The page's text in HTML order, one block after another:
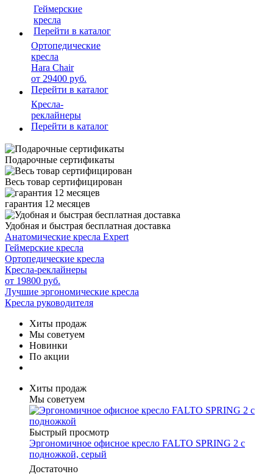
Геймерские
кресла
Перейти в каталог
Ортопедические
кресла
Hara Сhair
от 29400 руб.
Перейти в каталог
Кресла-
реклайнеры
Перейти в каталог
Подарочные сертификаты
Весь товар сертифицирован
гарантия 12 месяцев
Удобная и быстрая бесплатная доставка
Анатомические кресла Expert
Геймерские кресла
Ортопедические кресла
Кресла-реклайнеры
от 19800 руб.
Лучшие эргономические кресла
Кресла руководителя
Хиты продаж
Мы советуем
Новинки
По акции
Хиты продаж
Мы советуем
Быстрый просмотр
Эргономичное офисное кресло FALTO SPRING 2 с
подножкой, серый
Достаточно